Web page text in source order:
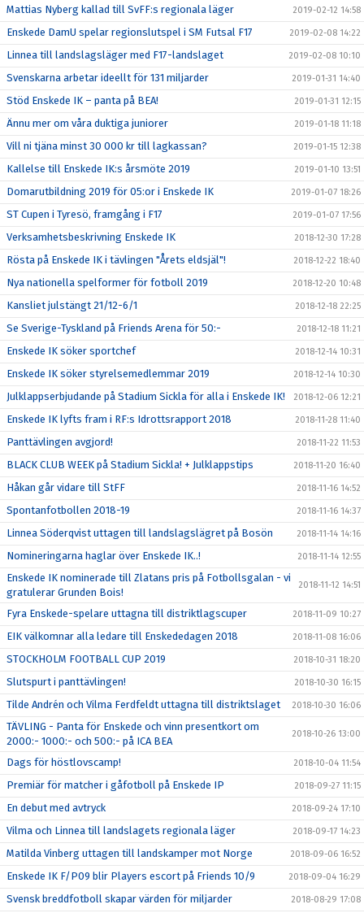
Mattias Nyberg kallad till SvFF:s regionala läger 2019-02-12 14:58
Enskede DamU spelar regionslutspel i SM Futsal F17 2019-02-08 14:22
Linnea till landslagsläger med F17-landslaget 2019-02-08 10:10
Svenskarna arbetar ideellt för 131 miljarder 2019-01-31 14:40
Stöd Enskede IK – panta på BEA! 2019-01-31 12:15
Ännu mer om våra duktiga juniorer 2019-01-18 11:18
Vill ni tjäna minst 30 000 kr till lagkassan? 2019-01-15 12:38
Kallelse till Enskede IK:s årsmöte 2019 2019-01-10 13:51
Domarutbildning 2019 för 05:or i Enskede IK 2019-01-07 18:26
ST Cupen i Tyresö, framgång i F17 2019-01-07 17:56
Verksamhetsbeskrivning Enskede IK 2018-12-30 17:28
Rösta på Enskede IK i tävlingen "Årets eldsjäl"! 2018-12-22 18:40
Nya nationella spelformer för fotboll 2019 2018-12-20 10:48
Kansliet julstängt 21/12-6/1 2018-12-18 22:25
Se Sverige-Tyskland på Friends Arena för 50:- 2018-12-18 11:21
Enskede IK söker sportchef 2018-12-14 10:31
Enskede IK söker styrelsemedlemmar 2019 2018-12-14 10:30
Julklappserbjudande på Stadium Sickla för alla i Enskede IK! 2018-12-06 12:21
Enskede IK lyfts fram i RF:s Idrottsrapport 2018 2018-11-28 11:40
Panttävlingen avgjord! 2018-11-22 11:53
BLACK CLUB WEEK på Stadium Sickla! + Julklappstips 2018-11-20 16:40
Håkan går vidare till StFF 2018-11-16 14:52
Spontanfotbollen 2018-19 2018-11-16 14:37
Linnea Söderqvist uttagen till landslagslägret på Bosön 2018-11-14 14:16
Nomineringarna haglar över Enskede IK..! 2018-11-14 12:55
Enskede IK nominerade till Zlatans pris på Fotbollsgalan - vi
gratulerar Grunden Bois!
2018-11-12 14:51
Fyra Enskede-spelare uttagna till distriktlagscuper 2018-11-09 10:27
EIK välkomnar alla ledare till Enskededagen 2018 2018-11-08 16:06
STOCKHOLM FOOTBALL CUP 2019 2018-10-31 18:20
Slutspurt i panttävlingen! 2018-10-30 16:15
Tilde Andrén och Vilma Ferdfeldt uttagna till distriktslaget 2018-10-30 16:06
TÄVLING - Panta för Enskede och vinn presentkort om
2000:- 1000:- och 500:- på ICA BEA
2018-10-26 13:00
Dags för höstlovscamp! 2018-10-04 11:54
Premiär för matcher i gåfotboll på Enskede IP 2018-09-27 11:15
En debut med avtryck 2018-09-24 17:10
Vilma och Linnea till landslagets regionala läger 2018-09-17 14:23
Matilda Vinberg uttagen till landskamper mot Norge 2018-09-06 16:52
Enskede IK F/P09 blir Players escort på Friends 10/9 2018-09-04 16:29
Svensk breddfotboll skapar värden för miljarder 2018-08-29 17:08